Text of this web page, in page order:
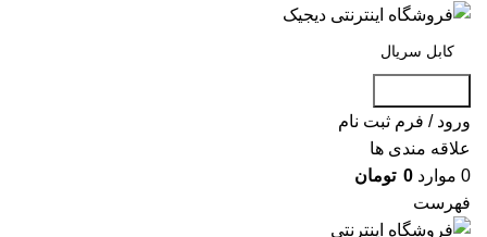
ورود / فرم ثبت نام
علاقه مندی ها
0 موارد 0 تومان
فهرست